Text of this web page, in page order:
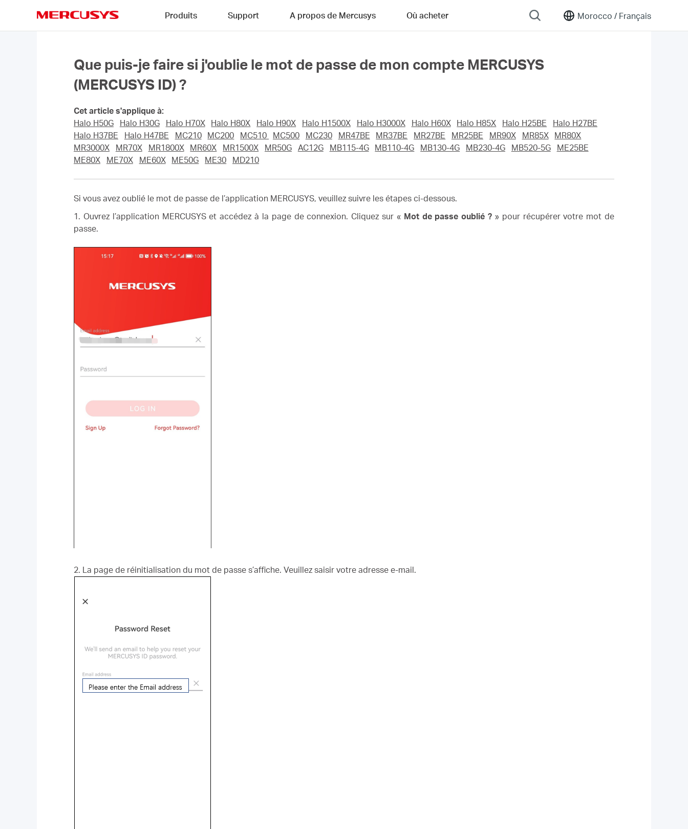
Morocco / Français
Produits Support A propos de Mercusys Où acheter
Que puis-je faire si j'oublie le mot de passe de mon compte MERCUSYS
(MERCUSYS ID) ?
Cet article s'applique à:
Halo H50G
Halo H30G Halo H70X Halo H80X Halo H90X Halo H1500X Halo H3000X Halo H60X Halo H85X Halo H25BE
Halo H27BE
Halo H37BE
Halo H47BE MC210 MC200 MC510 MC500 MC230 MR47BE MR37BE MR27BE MR25BE MR90X MR85X
MR80X
MR3000X
MR70X MR1800X MR60X MR1500X MR50G AC12G MB115-4G MB110-4G MB130-4G MB230-4G MB520-5G
ME25BE
ME80X
ME70X ME60X ME50G ME30 MD210
Si vous avez oublié le mot de passe de l’application MERCUSYS, veuillez suivre les étapes ci-dessous.
1. Ouvrez l’application MERCUSYS et accédez à la page de connexion. Cliquez sur « Mot de passe oublié ? » pour récupérer votre mot de
passe.
2. La page de réinitialisation du mot de passe s’affiche. Veuillez saisir votre adresse e-mail.